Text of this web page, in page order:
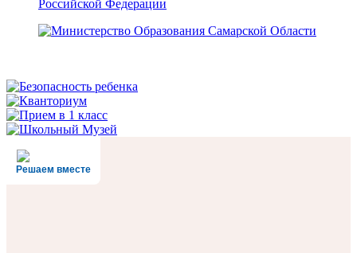
Решаем вместе